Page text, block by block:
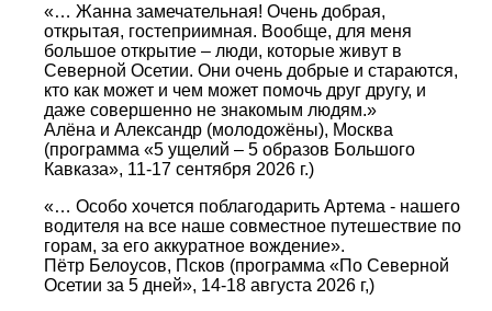
«… Жанна замечательная! Очень добрая,
открытая, гостеприимная. Вообще, для меня
большое открытие – люди, которые живут в
Северной Осетии. Они очень добрые и стараются,
кто как может и чем может помочь друг другу, и
даже совершенно не знакомым людям.»
Алёна и Александр (молодожёны), Москва
(программа «5 ущелий – 5 образов Большого
Кавказа», 11-17 сентября 2026 г.)
«… Особо хочется поблагодарить Артема - нашего
водителя на все наше совместное путешествие по
горам, за его аккуратное вождение».
Пётр Белоусов, Псков (программа «По Северной
Осетии за 5 дней», 14-18 августа 2026 г,)